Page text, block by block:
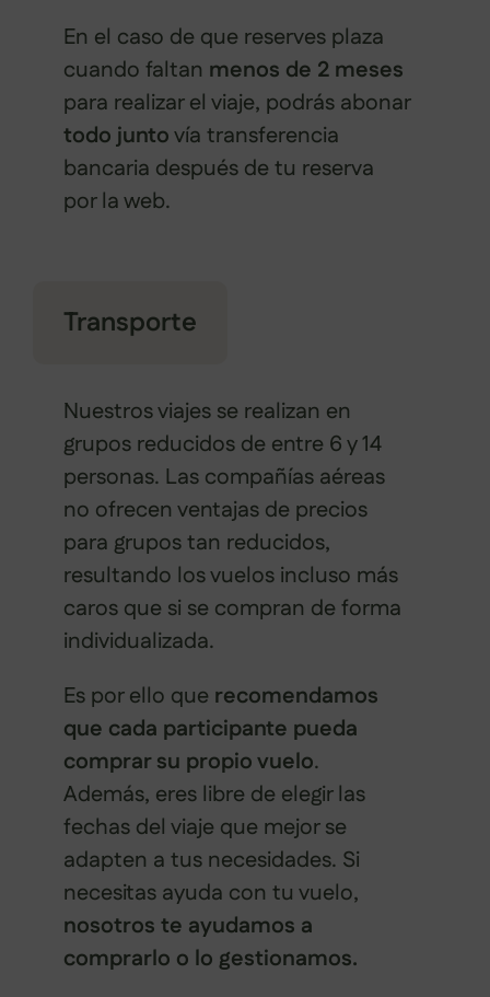
En el caso de que reserves plaza
cuando faltan menos de 2 meses
para realizar el viaje, podrás abonar
todo juntovía transferencia
bancaria después de tu reserva
por la web.
Transporte
Nuestros viajes se realizan en
grupos reducidos de entre 6 y 14
personas. Las compañías aéreas
no ofrecen ventajas de precios
para grupos tan reducidos,
resultando los vuelos incluso más
caros que si se compran de forma
individualizada.
Es por ello que recomendamos
que cada participante pueda
comprar su propio vuelo.
Además, eres libre de elegir las
fechas del viaje que mejor se
adapten a tus necesidades. Si
necesitas ayuda con tu vuelo,
nosotros te ayudamos a
comprarlo o lo gestionamos.